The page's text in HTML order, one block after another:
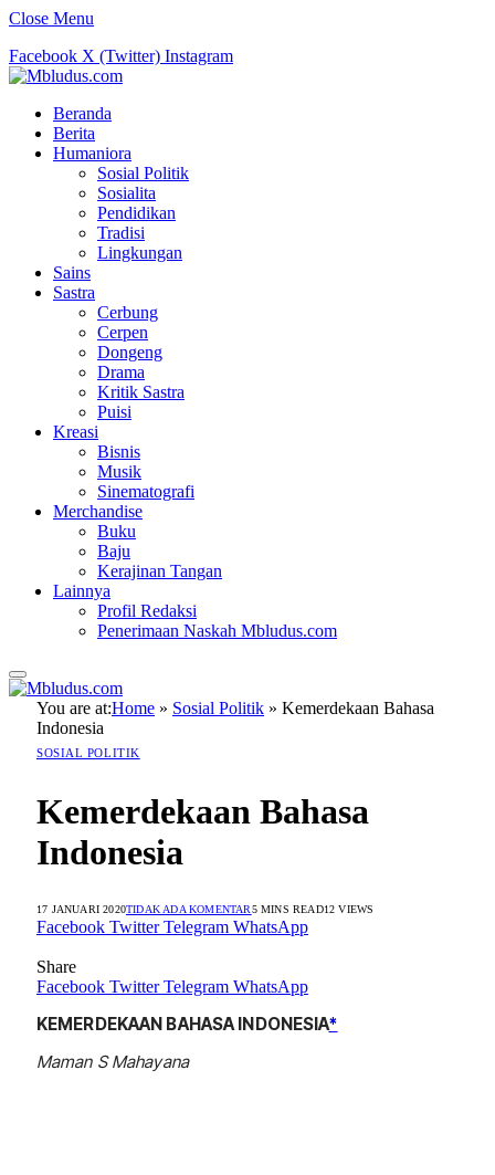
Close Menu
Facebook X (Twitter) Instagram
Beranda
Berita
Humaniora
Sosial Politik
Sosialita
Pendidikan
Tradisi
Lingkungan
Sains
Sastra
Cerbung
Cerpen
Dongeng
Drama
Kritik Sastra
Puisi
Kreasi
Bisnis
Musik
Sinematografi
Merchandise
Buku
Baju
Kerajinan Tangan
Lainnya
Profil Redaksi
Penerimaan Naskah Mbludus.com
You are at:Home » Sosial Politik » Kemerdekaan Bahasa
Indonesia
SOSIAL POLITIK
Kemerdekaan Bahasa
Indonesia
17 JANUARI 2020TIDAK ADA KOMENTAR5 MINS READ12VIEWS
Facebook Twitter Telegram WhatsApp
Share
Facebook Twitter Telegram WhatsApp
KEMERDEKAAN BAHASA INDONESIA*
Maman S Mahayana